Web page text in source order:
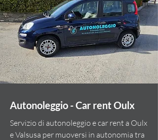
Autonoleggio - Car rent Oulx
Servizio di autonoleggio e car rent a Oulx
e Valsusa per muoversi in autonomia tra